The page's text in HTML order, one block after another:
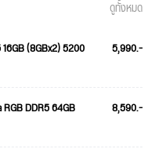
ดูทั้งหมด
16GB (8GBx2) 5200
5,990.-
RGB DDR5 64GB
8,590.-